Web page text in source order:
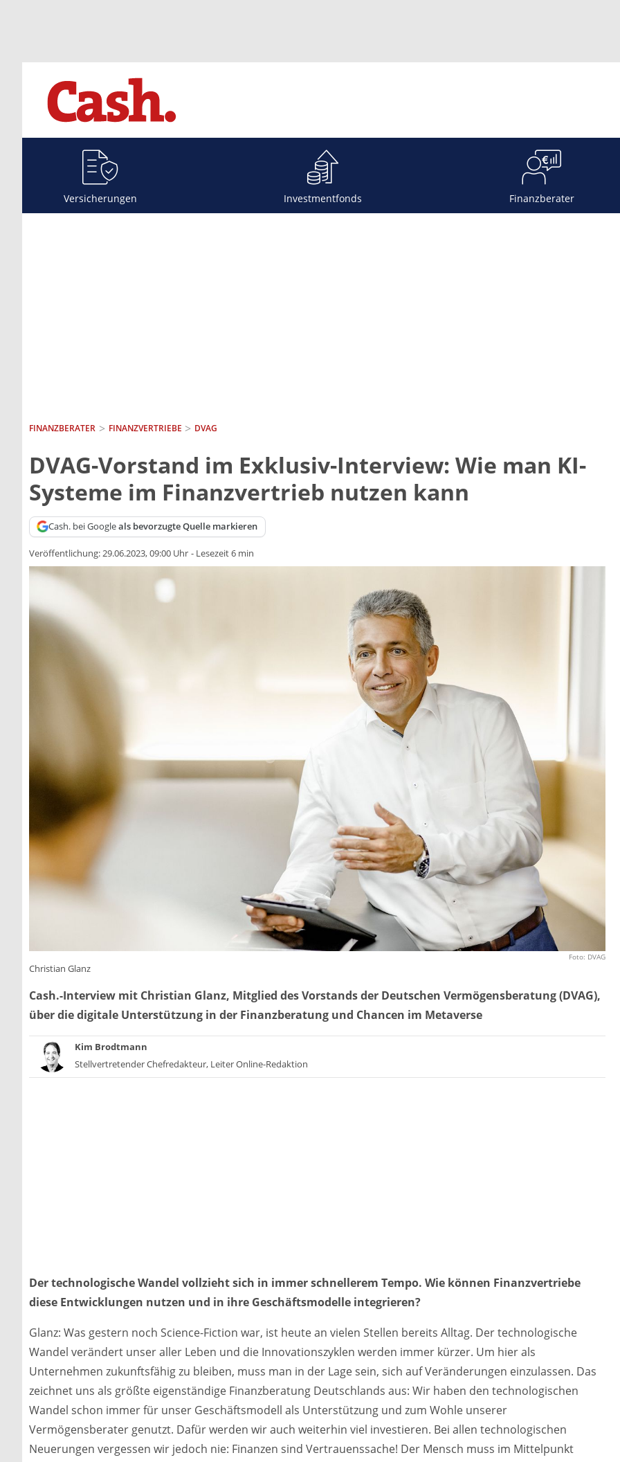
Versicherungen Investmentfonds Finanzberater
FINANZBERATER FINANZVERTRIEBE DVAG
DVAG-Vorstand im Exklusiv-Interview: Wie man KI-
Systeme im Finanzvertrieb nutzen kann
Cash. bei Googleals bevorzugte Quelle markieren
Veröffentlichung:29.06.2023, 09:00 Uhr - Lesezeit 6 min
Foto: DVAG
Christian Glanz
Cash.-Interview mit Christian Glanz, Mitglied des Vorstands der Deutschen Vermögensberatung (DVAG),
über die digitale Unterstützung in der Finanzberatung und Chancen im Metaverse
Kim Brodtmann
Stellvertretender Chefredakteur, Leiter Online-Redaktion
Der technologische Wandel vollzieht sich in immer schnellerem Tempo. Wie können Finanzvertriebe
diese Entwicklungen nutzen und in ihre Geschäftsmodelle integrieren?
Glanz: Was gestern noch Science-Fiction war, ist heute an vielen Stellen bereits Alltag. Der technologische
Wandel verändert unser aller Leben und die Innovationszyklen werden immer kürzer. Um hier als
Unternehmen zukunftsfähig zu bleiben, muss man in der Lage sein, sich auf Veränderungen einzulassen. Das
zeichnet uns als größte eigenständige Finanzberatung Deutschlands aus: Wir haben den technologischen
Wandel schon immer für unser Geschäftsmodell als Unterstützung und zum Wohle unserer
Vermögensberater genutzt. Dafür werden wir auch weiterhin viel investieren. Bei allen technologischen
Neuerungen vergessen wir jedoch nie: Finanzen sind Vertrauenssache! Der Mensch muss im Mittelpunkt